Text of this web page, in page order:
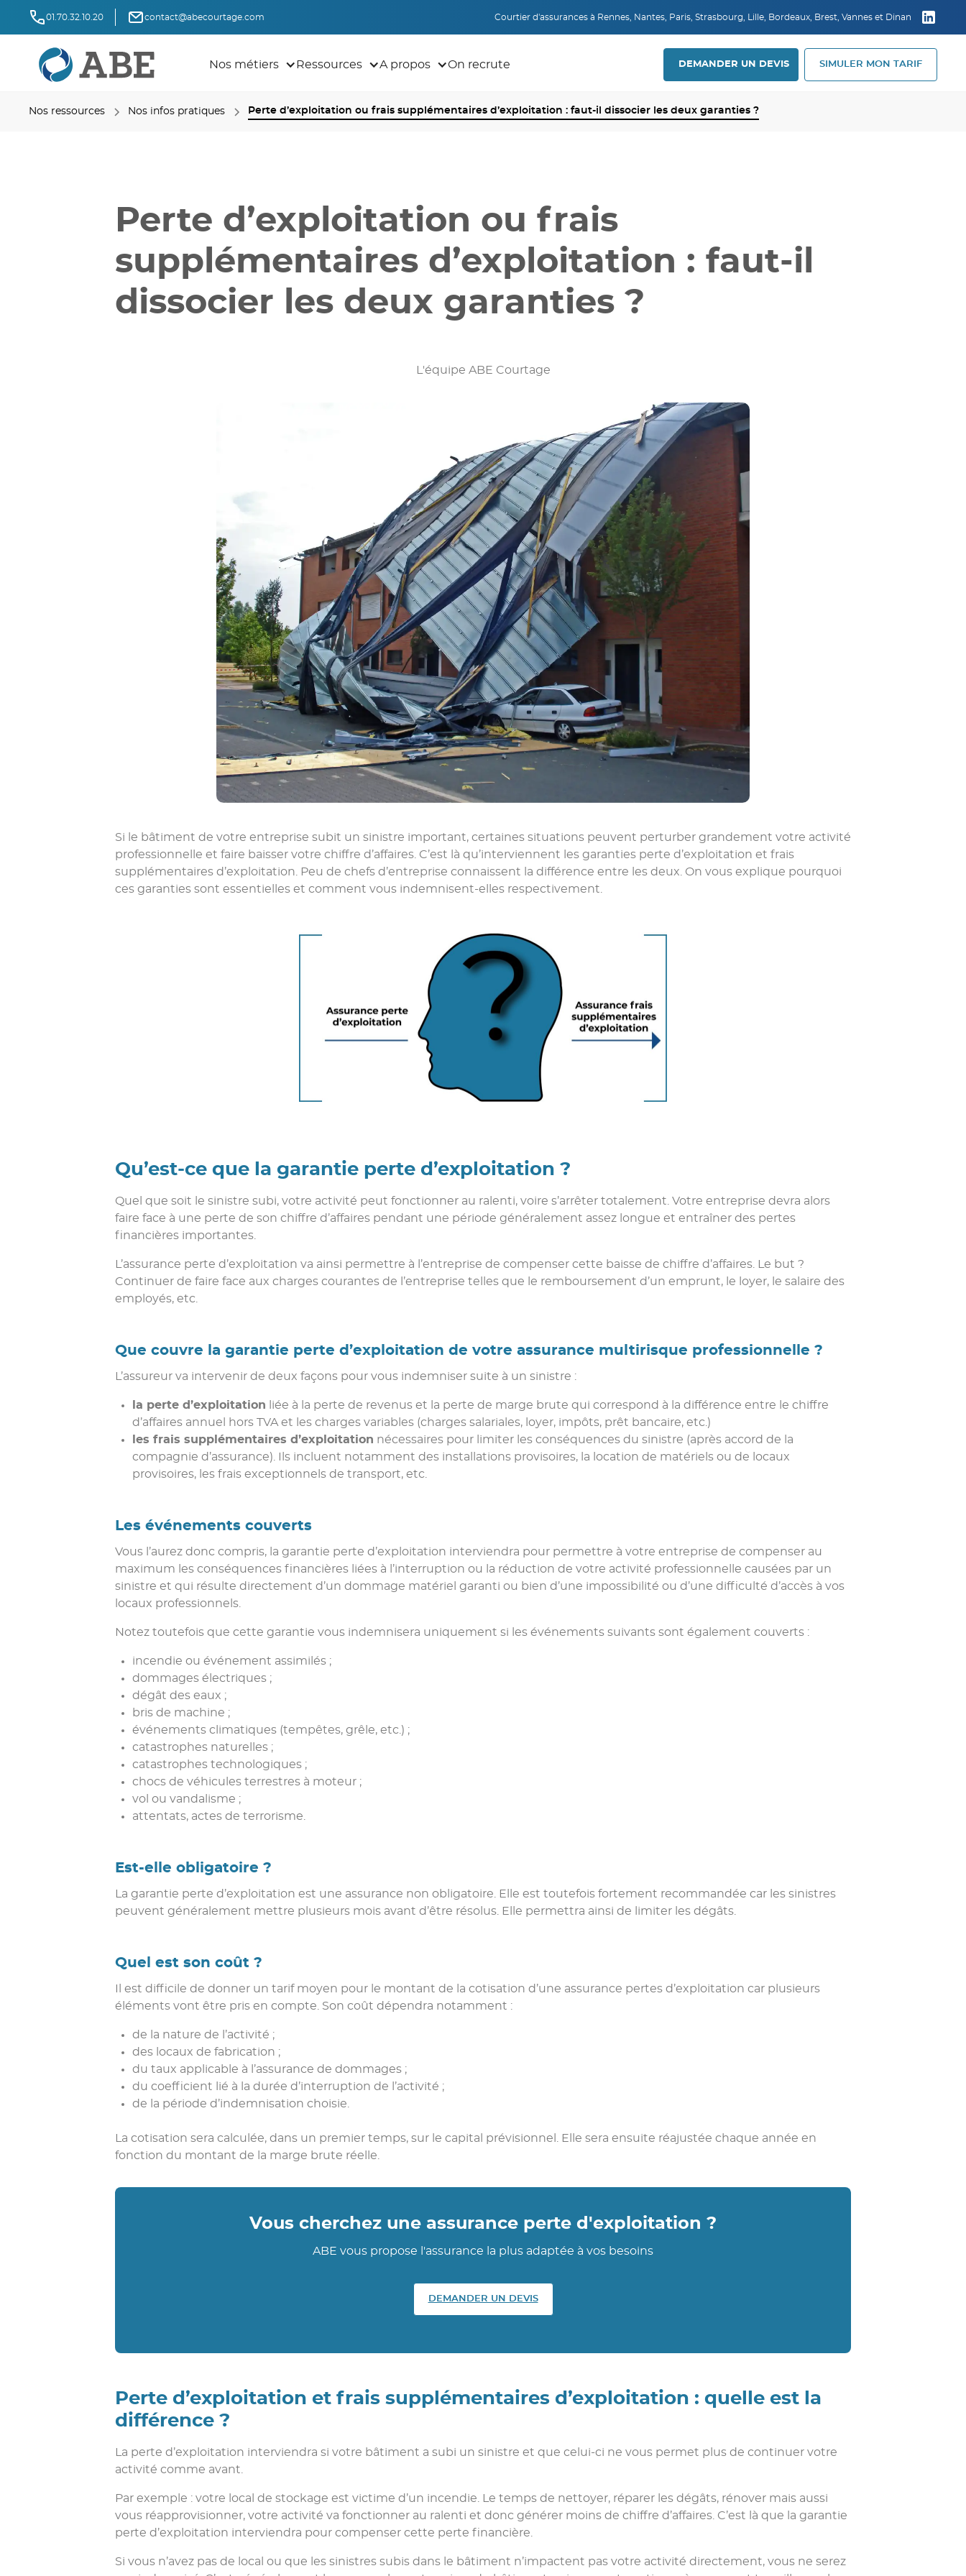
01.70.32.10.20 contact@abecourtage.com Courtier d'assurances à Rennes, Nantes, Paris, Strasbourg, Lille, Bordeaux, Brest, Vannes et Dinan
Nos métiers Ressources A propos On recrute DEMANDER UN DEVIS SIMULER MON TARIF
Nos ressources Nos infos pratiques Perte d’exploitation ou frais supplémentaires d’exploitation : faut-il dissocier les deux garanties ?
Perte d’exploitation ou frais
supplémentaires d’exploitation : faut-il
dissocier les deux garanties ?
L'équipe ABE Courtage
Si le bâtiment de votre entreprise subit un sinistre important, certaines situations peuvent perturber grandement votre activité
professionnelle et faire baisser votre chiffre d’affaires. C’est là qu’interviennent les garanties perte d’exploitation et frais
supplémentaires d’exploitation. Peu de chefs d’entreprise connaissent la différence entre les deux. On vous explique pourquoi
ces garanties sont essentielles et comment vous indemnisent-elles respectivement.
Qu’est-ce que la garantie perte d’exploitation ?
Quel que soit le sinistre subi, votre activité peut fonctionner au ralenti, voire s’arrêter totalement. Votre entreprise devra alors
faire face à une perte de son chiffre d’affaires pendant une période généralement assez longue et entraîner des pertes
financières importantes.
L’assurance perte d’exploitation va ainsi permettre à l’entreprise de compenser cette baisse de chiffre d’affaires. Le but ?
Continuer de faire face aux charges courantes de l’entreprise telles que le remboursement d’un emprunt, le loyer, le salaire des
employés, etc.
Que couvre la garantie perte d’exploitation de votre assurance multirisque professionnelle ?
L’assureur va intervenir de deux façons pour vous indemniser suite à un sinistre :
la perte d’exploitation liée à la perte de revenus et la perte de marge brute qui correspond à la différence entre le chiffre
d’affaires annuel hors TVA et les charges variables (charges salariales, loyer, impôts, prêt bancaire, etc.)
les frais supplémentaires d’exploitation nécessaires pour limiter les conséquences du sinistre (après accord de la
compagnie d’assurance). Ils incluent notamment des installations provisoires, la location de matériels ou de locaux
provisoires, les frais exceptionnels de transport, etc.
Les événements couverts
Vous l’aurez donc compris, la garantie perte d’exploitation interviendra pour permettre à votre entreprise de compenser au
maximum les conséquences financières liées à l’interruption ou la réduction de votre activité professionnelle causées par un
sinistre et qui résulte directement d’un dommage matériel garanti ou bien d’une impossibilité ou d’une difficulté d’accès à vos
locaux professionnels.
Notez toutefois que cette garantie vous indemnisera uniquement si les événements suivants sont également couverts :
incendie ou événement assimilés ;
dommages électriques ;
dégât des eaux ;
bris de machine ;
événements climatiques (tempêtes, grêle, etc.) ;
catastrophes naturelles ;
catastrophes technologiques ;
chocs de véhicules terrestres à moteur ;
vol ou vandalisme ;
attentats, actes de terrorisme.
Est-elle obligatoire ?
La garantie perte d’exploitation est une assurance non obligatoire. Elle est toutefois fortement recommandée car les sinistres
peuvent généralement mettre plusieurs mois avant d’être résolus. Elle permettra ainsi de limiter les dégâts.
Quel est son coût ?
Il est difficile de donner un tarif moyen pour le montant de la cotisation d’une assurance pertes d’exploitation car plusieurs
éléments vont être pris en compte. Son coût dépendra notamment :
de la nature de l’activité ;
des locaux de fabrication ;
du taux applicable à l’assurance de dommages ;
du coefficient lié à la durée d’interruption de l’activité ;
de la période d’indemnisation choisie.
La cotisation sera calculée, dans un premier temps, sur le capital prévisionnel. Elle sera ensuite réajustée chaque année en
fonction du montant de la marge brute réelle.
Vous cherchez une assurance perte d'exploitation ?
ABE vous propose l'assurance la plus adaptée à vos besoins
DEMANDER UN DEVIS
Perte d’exploitation et frais supplémentaires d’exploitation : quelle est la
différence ?
La perte d’exploitation interviendra si votre bâtiment a subi un sinistre et que celui-ci ne vous permet plus de continuer votre
activité comme avant.
Par exemple : votre local de stockage est victime d’un incendie. Le temps de nettoyer, réparer les dégâts, rénover mais aussi
vous réapprovisionner, votre activité va fonctionner au ralenti et donc générer moins de chiffre d’affaires. C’est là que la garantie
perte d’exploitation interviendra pour compenser cette perte financière.
Si vous n’avez pas de local ou que les sinistres subis dans le bâtiment n’impactent pas votre activité directement, vous ne serez